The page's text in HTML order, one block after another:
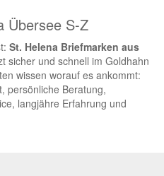
Übersee S-Z
St. Helena Briefmarken aus
sicher und schnell im Goldhahn
wissen worauf es ankommt:
persönliche Beratung,
langjähre Erfahrung und